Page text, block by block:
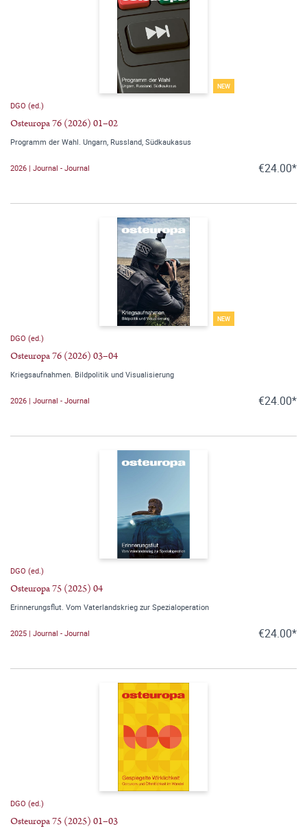
NEW
DGO (ed.)
Osteuropa 76 (2026) 01–02
Programm der Wahl. Ungarn, Russland, Südkaukasus
2026 | Journal - Journal €24.00*
NEW
DGO (ed.)
Osteuropa 76 (2026) 03–04
Kriegsaufnahmen. Bildpolitik und Visualisierung
2026 | Journal - Journal €24.00*
DGO (ed.)
Osteuropa 75 (2025) 04
Erinnerungsflut. Vom Vaterlandskrieg zur Spezialoperation
2025 | Journal - Journal €24.00*
DGO (ed.)
Osteuropa 75 (2025) 01–03